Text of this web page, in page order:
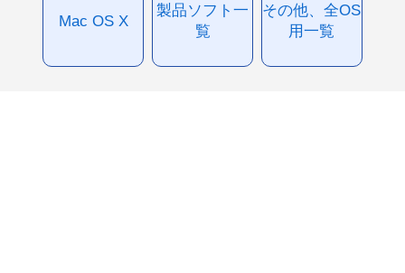
Mac OS X
製品ソフト一
覧
その他、全OS
用一覧